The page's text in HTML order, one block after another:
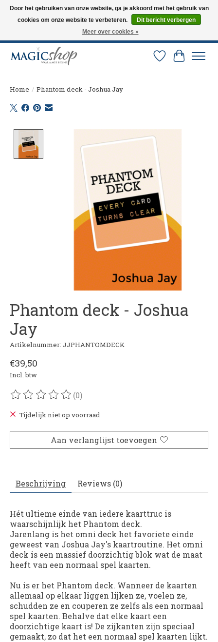
Altijd de nieuwste trucs op voorraad. Snelle verzending via PostNL en DHL.
Langskomen in onze winkel? Bel of mail om een afspraak te maken. 0251-
Verlanglijst
Home / Phantom deck - Joshua Jay
Product image slideshow Items
Phantom deck - Joshua
Jay
Artikelnummer: JJPHANTOMDECK
€39,50
Incl. btw
De beoordeling van dit product is
(0)
Tijdelijk niet op voorraad
Aan verlanglijst toevoegen
Beschrijving Reviews (0)
Hét ultieme einde van iedere kaarttruc is
waarschijnlijk het Phantom deck.
Jarenlang is het omni deck het favoriete einde
geweest van Joshua Jay's kaartroutine. Het omni
deck is een massief doorzichtig blok wat de maat
heeft van een normaal spel kaarten.
Nu is er het Phantom deck. Wanneer de kaarten
allemaal op elkaar liggen lijken ze, voelen ze,
schudden ze en couperen ze zelfs als een normaal
spel kaarten. Behalve dat elke kaart een
doorzichtige kaart is! De zijkanten zijn speciaal
gemaakt, zo dat het een normaal spel kaarten lijkt.
Door het gebruiken van onze website, ga je akkoord met het gebruik van
cookies om onze website te verbeteren.
Dit bericht verbergen
Meer over cookies »